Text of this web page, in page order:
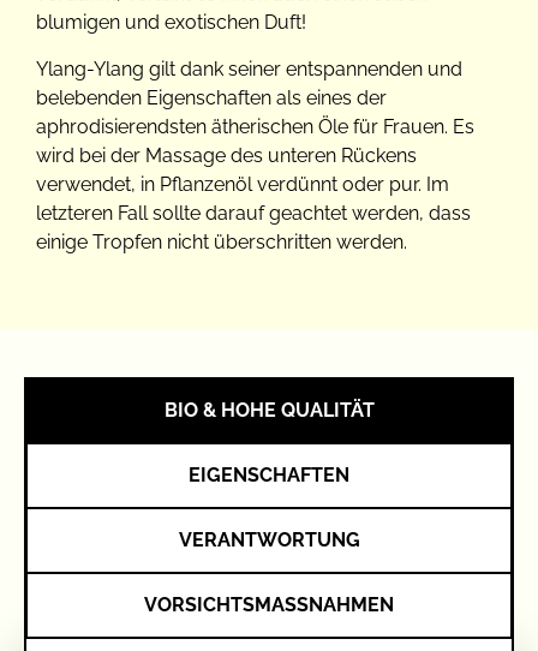
blumigen und exotischen Duft!
Ylang-Ylang gilt dank seiner entspannenden und
belebenden Eigenschaften als eines der
aphrodisierendsten ätherischen Öle für Frauen. Es
wird bei der Massage des unteren Rückens
verwendet, in Pflanzenöl verdünnt oder pur. Im
letzteren Fall sollte darauf geachtet werden, dass
einige Tropfen nicht überschritten werden.
BIO & HOHE QUALITÄT
EIGENSCHAFTEN
VERANTWORTUNG
VORSICHTSMASSNAHMEN